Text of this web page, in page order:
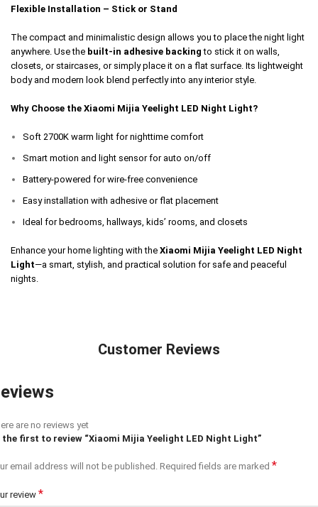
Flexible Installation – Stick or Stand
The compact and minimalistic design allows you to place the night light
anywhere. Use the built-in adhesive backing to stick it on walls,
closets, or staircases, or simply place it on a flat surface. Its lightweight
body and modern look blend perfectly into any interior style.
Why Choose the Xiaomi Mijia Yeelight LED Night Light?
Soft 2700K warm light for nighttime comfort
Smart motion and light sensor for auto on/off
Battery-powered for wire-free convenience
Easy installation with adhesive or flat placement
Ideal for bedrooms, hallways, kids’ rooms, and closets
Enhance your home lighting with the Xiaomi Mijia Yeelight LED Night
Light—a smart, stylish, and practical solution for safe and peaceful
nights.
Customer Reviews
are no reviews yet
the first to review “Xiaomi Mijia Yeelight LED Night Light”
email address will not be published. Required fields are marked *
review *